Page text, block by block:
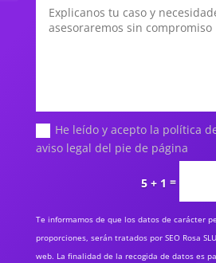
He leído y acepto la política
aviso legal del pie de página
5 + 1 =
Te informamos de que los datos de carácter
proporciones, serán tratados por SEO Rosa
web. La finalidad de la recogida de datos es